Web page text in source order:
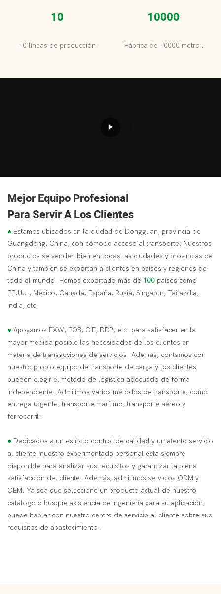
10
10 líneas de producción
10000
Fábrica de 10000 metros
Mejor Equipo Profesional
Para Servir A Los Clientes
● Estamos ubicados en la ciudad de Dongguan, provincia de
Guangdong, China, con cómodo acceso al transporte. Nuestros
productos se venden bien en todas las ciudades y provincias de
China y también se exportan a clientes en países y regiones de
todo el mundo. Hemos exportado más de 100 países como
EE.UU., México, Canadá, España, Rusia, Singapur, Tailandia,
India, etc.
● Apoyamos EXW, FOB, CIF, DDP, etc. para satisfacer en la
mayor medida posible las necesidades de los clientes en
materia de transacciones de servicios. Además, contamos con
nuestro propio equipo de transporte de carga y los clientes
pueden elegir el método de logística adecuado de forma
independiente. Admitimos varios métodos de transporte, como
entrega urgente, transporte marítimo, transporte aéreo y
ferrocarril.
● Dedicados a un estricto control de calidad y un atento servicio
al cliente, nuestro experimentado personal está siempre
disponible para analizar sus requisitos y garantizar la plena
satisfacción del cliente. Además, admitimos servicios ODM y
OEM. Ya sea que seleccione un producto actual de nuestro
catálogo o busque asistencia de ingeniería para su aplicación,
puede hablar con nuestro centro de servicio al cliente sobre sus
requisitos de abastecimiento.